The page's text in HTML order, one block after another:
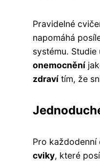
Pravidelné
napomáhá
systému.
onemocnění
zdraví tím, že
Pro
cviky, které